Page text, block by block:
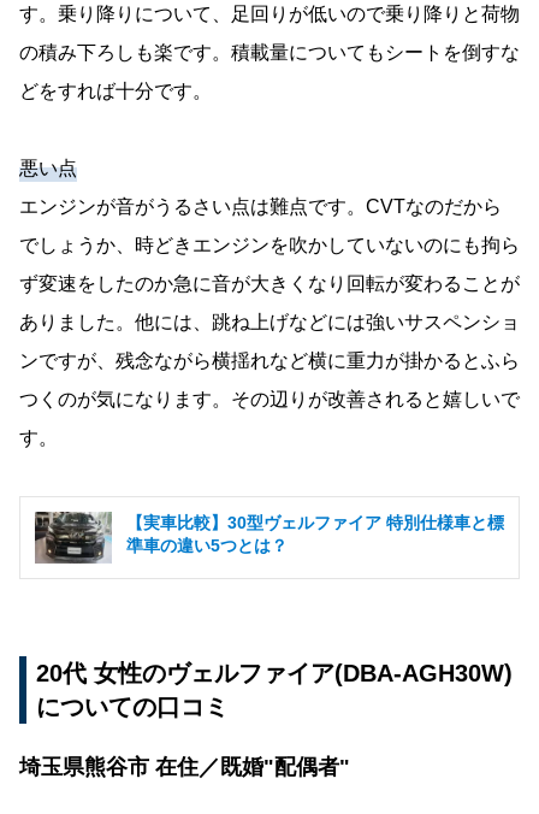
す。乗り降りについて、足回りが低いので乗り降りと荷物
の積み下ろしも楽です。積載量についてもシートを倒すな
どをすれば十分です。
悪い点
エンジンが音がうるさい点は難点です。CVTなのだから
でしょうか、時どきエンジンを吹かしていないのにも拘ら
ず変速をしたのか急に音が大きくなり回転が変わることが
ありました。他には、跳ね上げなどには強いサスペンショ
ンですが、残念ながら横揺れなど横に重力が掛かるとふら
つくのが気になります。その辺りが改善されると嬉しいで
す。
【実車比較】30型ヴェルファイア 特別仕様車と標
準車の違い5つとは？
20代 女性のヴェルファイア(DBA-AGH30W)
についての口コミ
埼玉県熊谷市 在住／既婚"配偶者"